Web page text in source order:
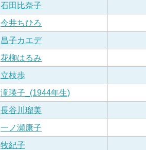
石田比奈子
今井ちひろ
昌子カエデ
花柳はるみ
立枝歩
滝瑛子_(1944年生)
長谷川瑠美
一ノ瀬康子
牧紀子